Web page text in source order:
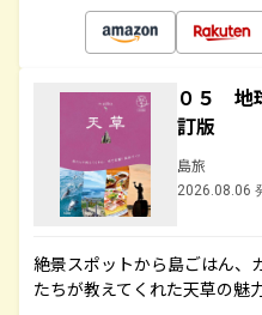
０５ 地
訂版
島旅
2026.08.06
絶景スポットから島ごはん、
たちが教えてくれた天草の魅